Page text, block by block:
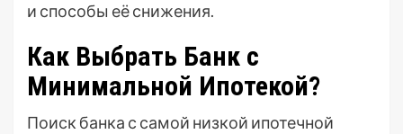
и способы её снижения.
Как Выбрать Банк с
Минимальной Ипотекой?
Поиск банка с самой низкой ипотечной